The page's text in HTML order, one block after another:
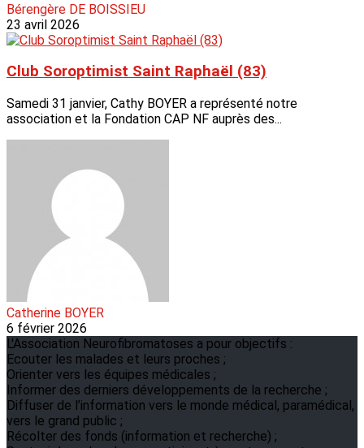
Bérengère DE BOISSIEU
23 avril 2026
Club Soroptimist Saint Raphaël (83)
Samedi 31 janvier, Cathy BOYER a représenté notre
association et la Fondation CAP NF auprès des...
Catherine BOYER
6 février 2026
L'Association Neurofibromatoses a pour objectifs :
Ecouter les malades et leurs proches ;
Orienter vers les équipes médicales ;
Informer des derniers développements de la recherche ;
Diffuser de l’information vers le monde médical, paramédical,
vers le grand public ;
Récolter des fonds (information et recherche) ;